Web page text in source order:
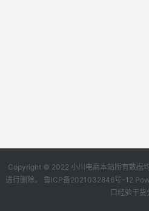
Copyright © 2022 小川电商本站所有数据
进行删除。 鲁ICP备2021032846号-12
口经验干货